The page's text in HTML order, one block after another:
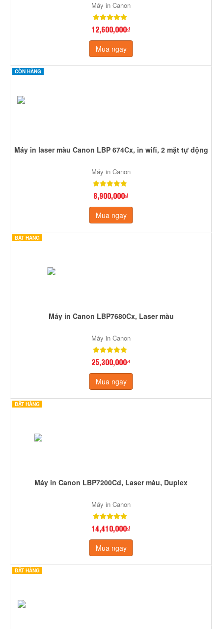
Máy in Canon
12,600,000₫
Mua ngay
CÒN HÀNG
Máy in laser màu Canon LBP 674Cx, in wifi, 2 mặt tự động
Máy in Canon
8,900,000₫
Mua ngay
ĐẶT HÀNG
Máy in Canon LBP7680Cx, Laser màu
Máy in Canon
25,300,000₫
Mua ngay
ĐẶT HÀNG
Máy in Canon LBP7200Cd, Laser màu, Duplex
Máy in Canon
14,410,000₫
Mua ngay
ĐẶT HÀNG